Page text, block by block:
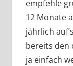
empfehle
12 Monate
jährlich
bereits den
ja einfach